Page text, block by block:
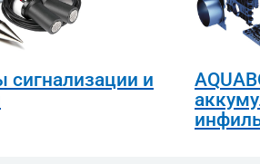
сигнализации и